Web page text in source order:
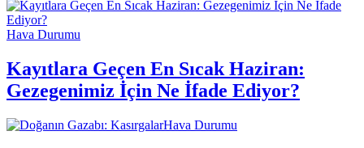
Hava Durumu
Kayıtlara Geçen En Sıcak Haziran:
Gezegenimiz İçin Ne İfade Ediyor?
Hava Durumu